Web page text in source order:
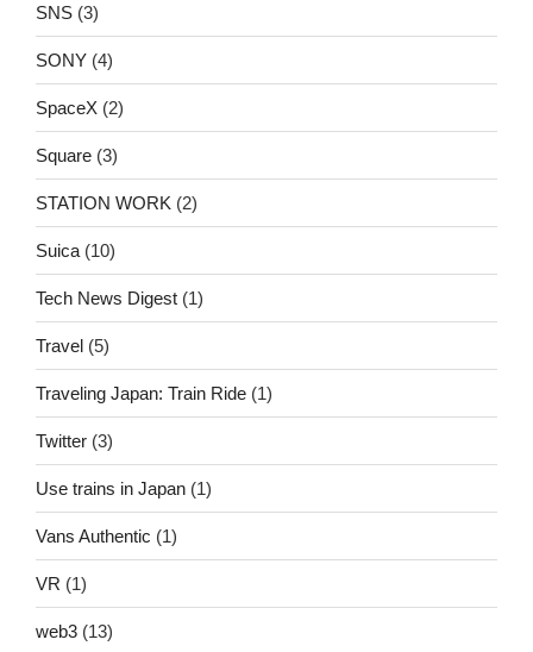
SNS (3)
SONY (4)
SpaceX (2)
Square (3)
STATION WORK (2)
Suica (10)
Tech News Digest (1)
Travel (5)
Traveling Japan: Train Ride (1)
Twitter (3)
Use trains in Japan (1)
Vans Authentic (1)
VR (1)
web3 (13)